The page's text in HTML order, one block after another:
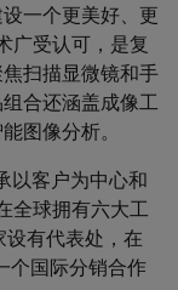
一个更美好、更
广受认可，是复
扫描显微镜和手
合还涵盖成像工
图像分析。
以客户为中心和
全球拥有六大工
有代表处，在
个国际分销合作